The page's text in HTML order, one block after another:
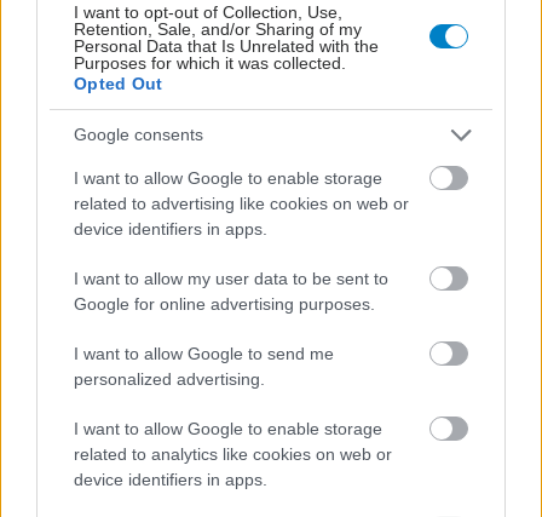
I want to opt-out of Collection, Use,
Retention, Sale, and/or Sharing of my
Personal Data that Is Unrelated with the
Purposes for which it was collected.
Opted Out
Google consents
I want to allow Google to enable storage
related to advertising like cookies on web or
device identifiers in apps.
I want to allow my user data to be sent to
Google for online advertising purposes.
I want to allow Google to send me
personalized advertising.
I want to allow Google to enable storage
related to analytics like cookies on web or
device identifiers in apps.
ΣΗΜΕΡΑ ΣΤΟ IATRONET.GR
Σημάδια διπολικής διαταραχής